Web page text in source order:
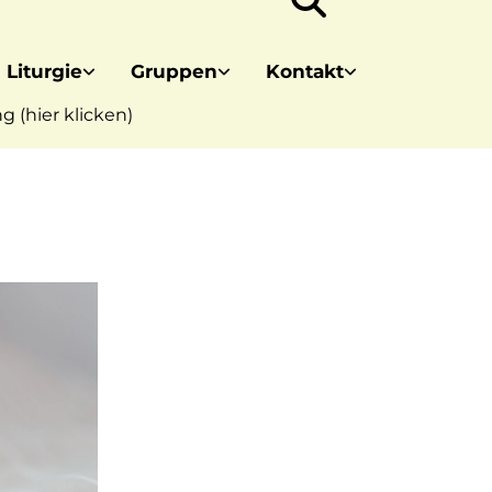
Liturgie Gruppen Kontakt
(hier klicken)